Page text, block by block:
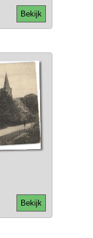
Bekijk
Bekijk